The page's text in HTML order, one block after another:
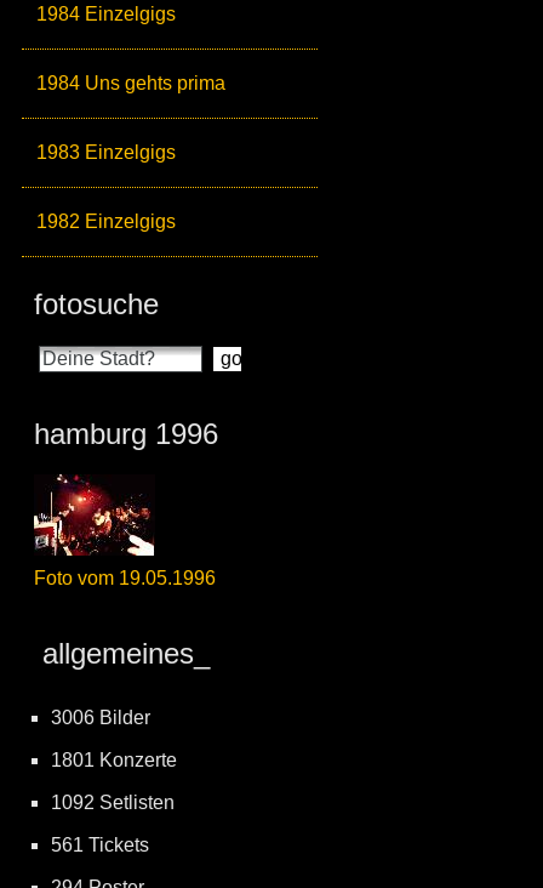
1984 Einzelgigs
1984 Uns gehts prima
1983 Einzelgigs
1982 Einzelgigs
fotosuche
hamburg 1996
Foto vom 19.05.1996
allgemeines_
3006 Bilder
1801 Konzerte
1092 Setlisten
561 Tickets